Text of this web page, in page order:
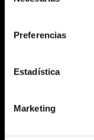
Preferencias
Estadística
Marketing
ABOUT US
LEGAL NOTICE
COOKIES POLICY
CUSTOMER